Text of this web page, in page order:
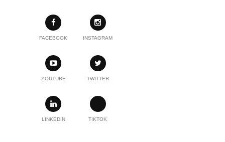
FACEBOOK INSTAGRAM
YOUTUBE TWITTER
LINKEDIN TIKTOK